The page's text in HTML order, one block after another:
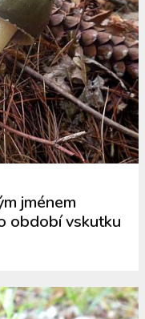
jménem
období vskutku